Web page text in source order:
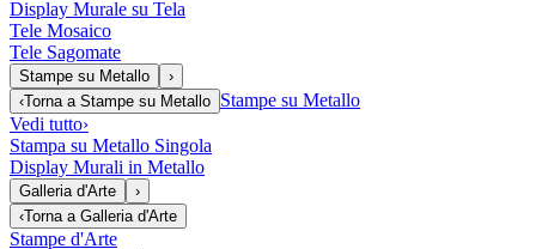
Display Murale su Tela
Tele Mosaico
Tele Sagomate
Stampe su Metallo
›
‹Torna a Stampe su Metallo Stampe su Metallo
Vedi tutto›
Stampa su Metallo Singola
Display Murali in Metallo
Galleria d'Arte
›
‹Torna a Galleria d'Arte
Stampe d'Arte